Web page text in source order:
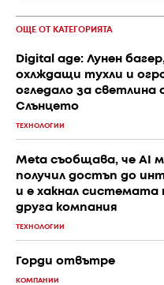
ОЩЕ ОТ КАТЕГОРИЯТА
Digital age: Лунен
охлждащи тухли и
огледало за светлина
Слънцето
ТЕХНОЛОГИИ
Meta съобщава, че AI
получил достъп до
и е хакнал системата
друга компания
ТЕХНОЛОГИИ
Горди отвътре
КОМПАНИИ